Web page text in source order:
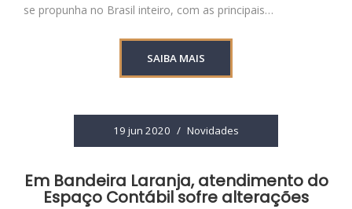
se propunha no Brasil inteiro, com as principais…
SAIBA MAIS
19 jun 2020 / Novidades
Em Bandeira Laranja, atendimento do
Espaço Contábil sofre alterações